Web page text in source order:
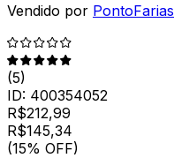
Vendido por PontoFarias
(5)
ID: 400354052
R$212,99
R$145,34
(15% OFF)